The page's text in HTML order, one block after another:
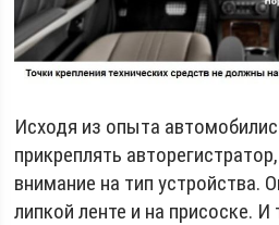
Исходя из опыта
прикреплять
внимание на тип устройства.
липкой ленте и на присоске.